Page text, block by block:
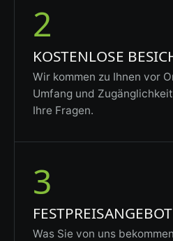
2
KOSTENLOSE
Wir kommen zu Ihnen vor
Umfang und
Ihre Fragen.
3
FESTPREISANGEBOT
Was Sie von uns